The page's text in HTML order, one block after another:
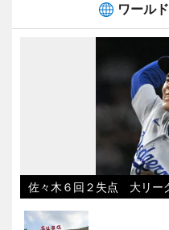
ワール
佐々木６回２失点 大リー